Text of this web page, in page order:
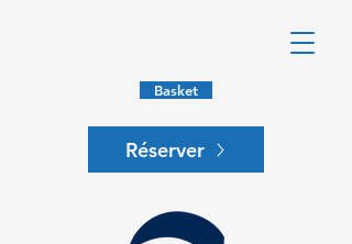
Basket
Réserver